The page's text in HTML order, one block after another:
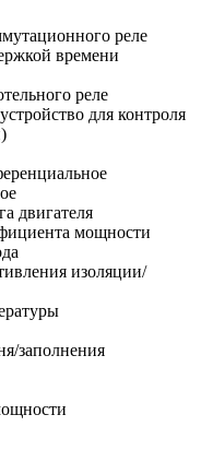
реле
времени
реле
для контроля
двигателя
мощности
изоляции/
заполнения